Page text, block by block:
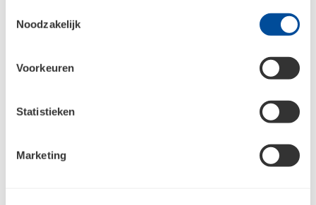
Noodzakelijk
Voorkeuren
Statistieken
Marketing